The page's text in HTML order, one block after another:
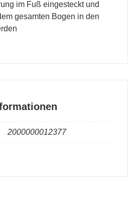
im Fuß eingesteckt und
gesamten Bogen in den
2000000012377